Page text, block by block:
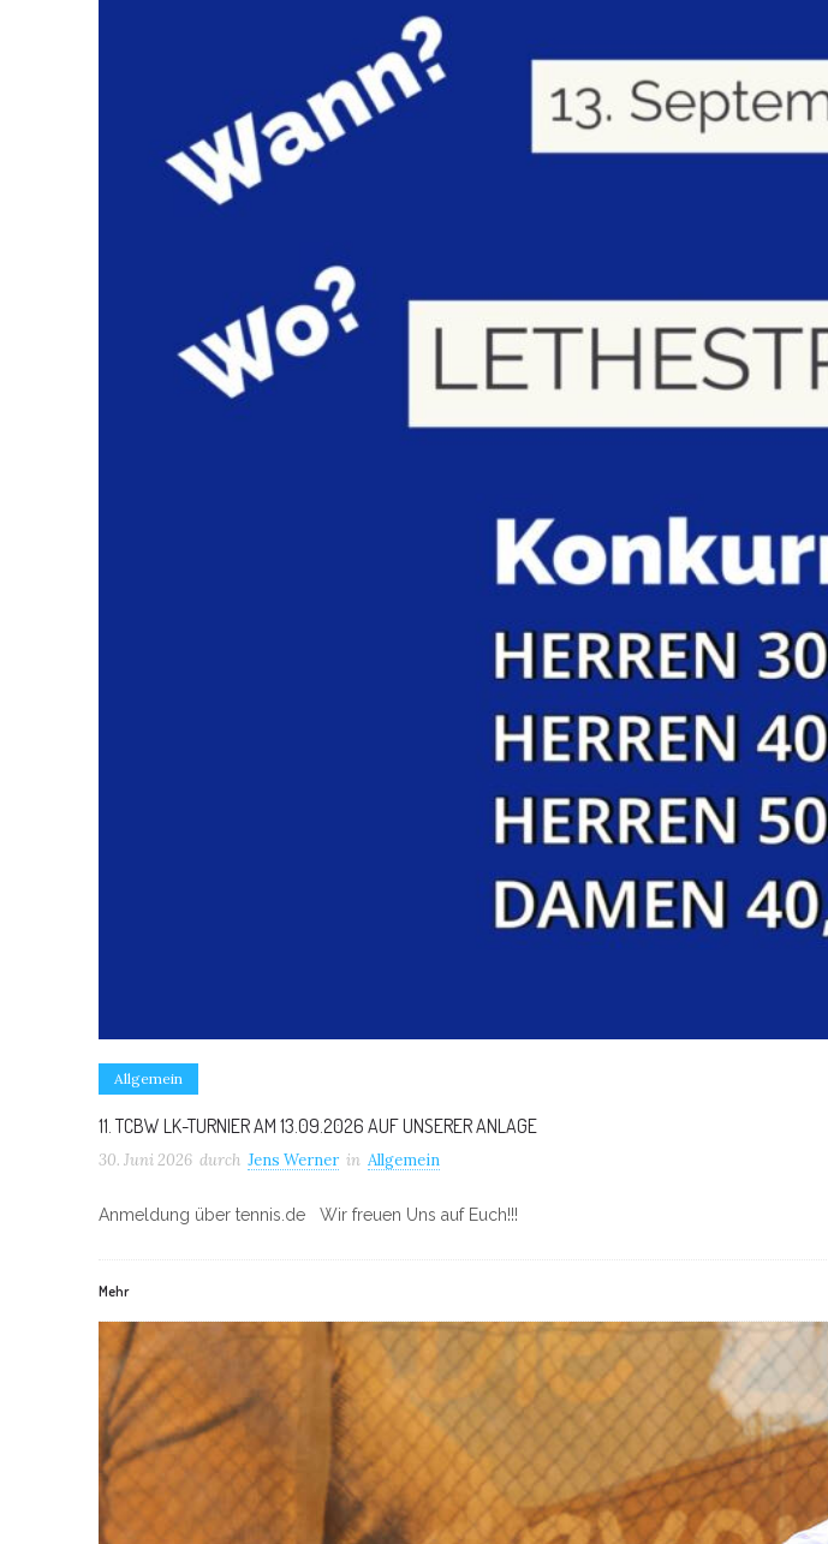
Allgemein
11. TCBW LK-TURNIER AM 13.09.2026 AUF UNSERER ANLAGE
30. Juni 2026 durch Jens Werner in Allgemein
Anmeldung über tennis.de Wir freuen Uns auf Euch!!!
Mehr